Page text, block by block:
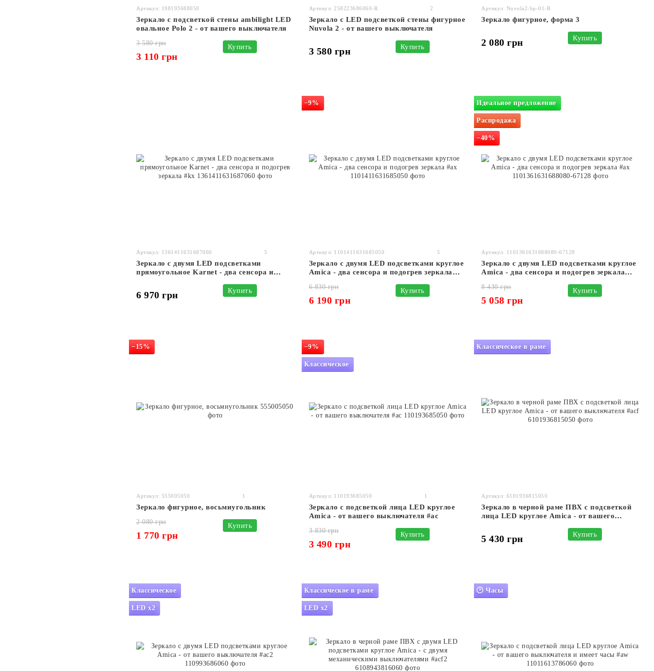
Артикул: 198193688050
Зеркало с подсветкой стены ambilight LED
овальное Polo 2 - от вашего выключателя
3 580 грн
3 110 грн
Купить
Артикул: 258223686060-R 2
Зеркало с LED подсветкой стены фигурное
Nuvola 2 - от вашего выключателя
3 580 грн Купить
Артикул: Nuvola2-bp-01-R
Зеркало фигурное, форма 3
2 080 грн Купить
Артикул: 1361411631687060 5
Зеркало с двумя LED подсветками
прямоугольное Karnet - два сенсора и
6 970 грн Купить
−9%
Артикул: 1101411631685050 5
Зеркало с двумя LED подсветками круглое
Amica - два сенсора и подогрев зеркала
6 830 грн
6 190 грн
Купить
Идеальное предложение
Распродажа
−40%
Артикул: 1101361631688080-67128
Зеркало с двумя LED подсветками круглое
Amica - два сенсора и подогрев зеркала
8 430 грн
5 058 грн
Купить
−15%
Артикул: 555005050 1
Зеркало фигурное, восьмиугольник
2 080 грн
1 770 грн
Купить
−9%
Классическое
Артикул: 110193685050 1
Зеркало с подсветкой лица LED круглое
Amica - от вашего выключателя #ac
3 830 грн
3 490 грн
Купить
Классическое в раме
Артикул: 6101936815050
Зеркало в черной раме ПВХ с подсветкой
лица LED круглое Amica - от вашего
5 430 грн Купить
Классическое
LED x2
Классическое в раме
LED x2
🕑 Часы